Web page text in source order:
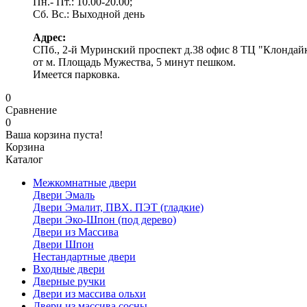
Сб. Вс.: Выходной день
Адрес:
СПб., 2-й Муринский проспект д.38 офис 8 ТЦ
от м. Площадь Мужества, 5 минут пешком.
Имеется парковка.
0
Сравнение
0
Ваша корзина пуста!
Корзина
Каталог
Межкомнатные двери
Двери Эмаль
Двери Эмалит, ПВХ. ПЭТ (гладкие)
Двери Эко-Шпон (под дерево)
Двери из Массива
Двери Шпон
Нестандартные двери
Входные двери
Дверные ручки
Двери из массива ольхи